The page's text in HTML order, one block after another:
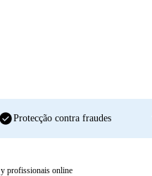
check_circleProtecção contra fraudes
y profissionais online